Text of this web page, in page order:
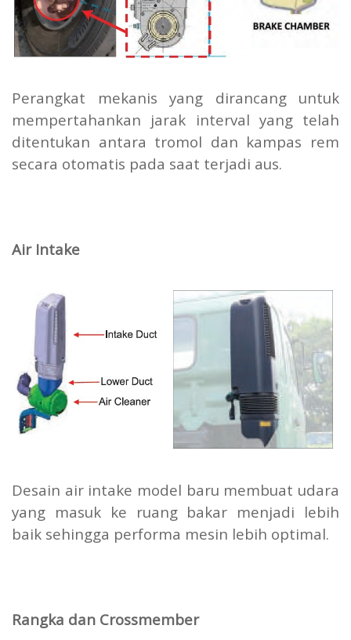
Perangkat mekanis yang dirancang untuk
mempertahankan jarak interval yang telah
ditentukan antara tromol dan kampas rem
secara otomatis pada saat terjadi aus.
Air Intake
Desain air intake model baru membuat udara
yang masuk ke ruang bakar menjadi lebih
baik sehingga performa mesin lebih optimal.
Rangka dan Crossmember